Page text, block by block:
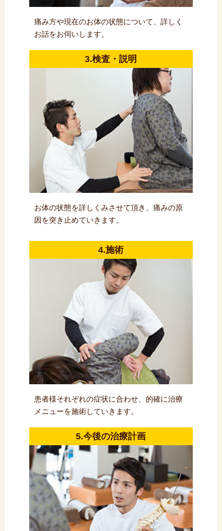
痛み方や現在のお体の状態について、詳しく
お話をお伺いします。
3.検査・説明
お体の状態を詳しくみさせて頂き、痛みの原
因を突き止めていきます。
4.施術
患者様それぞれの症状に合わせ、的確に治療
メニューを施術していきます。
5.今後の治療計画